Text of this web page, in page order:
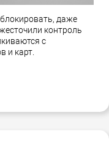
даже
контроль
с
и карт.